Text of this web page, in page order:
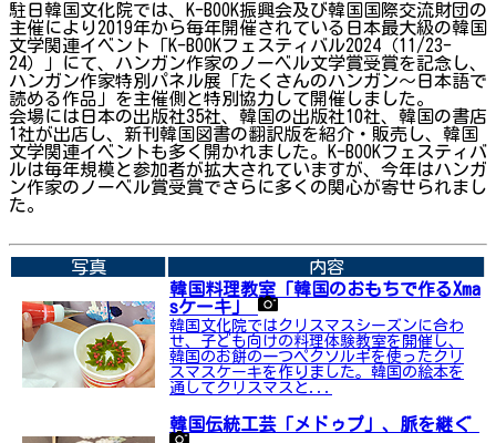
駐日韓国文化院では、K-BOOK振興会及び韓国国際交流財団の
主催により2019年から毎年開催されている日本最大級の韓国
文学関連イベント「K-BOOKフェスティバル2024（11/23-
24）」にて、ハンガン作家のノーベル文学賞受賞を記念し、
ハンガン作家特別パネル展「たくさんのハンガン〜日本語で
読める作品」を主催側と特別協力して開催しました。
会場には日本の出版社35社、韓国の出版社10社、韓国の書店
1社が出店し、新刊韓国図書の翻訳版を紹介・販売し、韓国
文学関連イベントも多く開かれました。K-BOOKフェスティバ
ルは毎年規模と参加者が拡大されていますが、今年はハンガ
ン作家のノーベル賞受賞でさらに多くの関心が寄せられまし
た。
写真
内容
韓国料理教室「韓国のおもちで作るXma
sケーキ」
韓国文化院ではクリスマスシーズンに合わ
せ、子ども向けの料理体験教室を開催し、
韓国のお餅の一つペクソルギを使ったクリ
スマスケーキを作りました。韓国の絵本を
通してクリスマスと...
韓国伝統工芸「メドゥプ」、脈を継ぐ